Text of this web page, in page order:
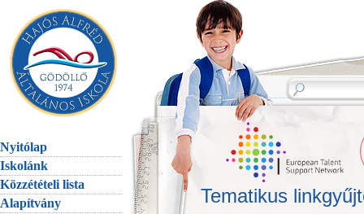
Nyitólap
Iskolánk
Közzétételi lista
Alapítvány
Tematikus